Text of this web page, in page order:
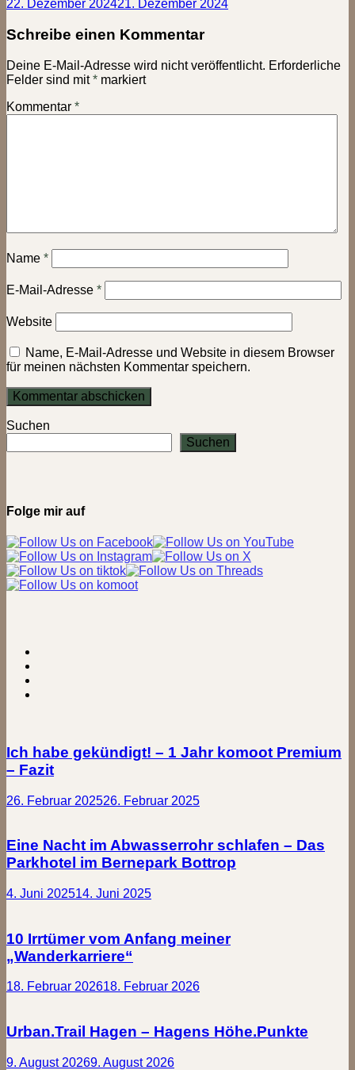
22. Dezember 202421. Dezember 2024
Schreibe einen Kommentar
Deine E-Mail-Adresse wird nicht veröffentlicht. Erforderliche
Felder sind mit* markiert
Kommentar *
Name *
E-Mail-Adresse *
Website
Name, E-Mail-Adresse und Website in diesem Browser
für meinen nächsten Kommentar speichern.
Suchen
Suchen
Folge mir auf
Ich habe gekündigt! – 1 Jahr komoot Premium
– Fazit
26. Februar 202526. Februar 2025
Eine Nacht im Abwasserrohr schlafen – Das
Parkhotel im Bernepark Bottrop
4. Juni 202514. Juni 2025
10 Irrtümer vom Anfang meiner
„Wanderkarriere“
18. Februar 202618. Februar 2026
Urban.Trail Hagen – Hagens Höhe.Punkte
9. August 20269. August 2026